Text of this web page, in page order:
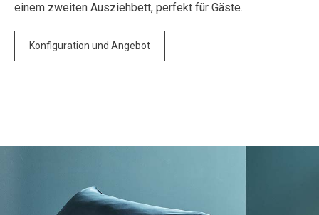
einem zweiten Ausziehbett, perfekt für Gäste.
Konfiguration und Angebot